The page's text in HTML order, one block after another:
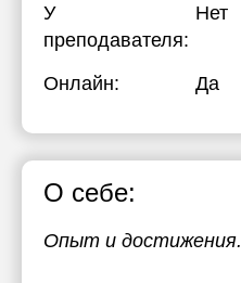
У
преподавателя:
Нет
Онлайн: Да
О себе:
Опыт и достижения.